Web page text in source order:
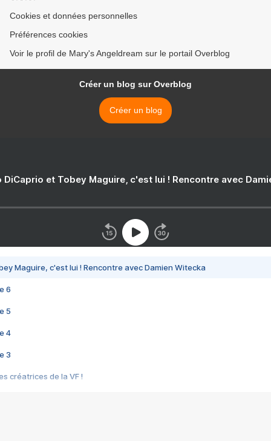
Cookies et données personnelles
Préférences cookies
Voir le profil de Mary's Angeldream sur le portail Overblog
Créer un blog sur Overblog
Créer un blog
DiCaprio et Tobey Maguire, c'est lui ! Rencontre avec
Maguire, c'est lui ! Rencontre avec Damien Witecka
6
5
4
3
créatrices de la VF !